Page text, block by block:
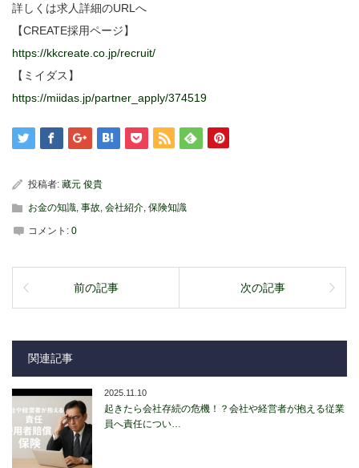
詳しくは求人詳細のURLへ
【CREATE採用ページ】
https://kkcreate.co.jp/recruit/
【ミイダス】
https://miidas.jp/partner_apply/374519
投稿者: 藏元 俊貴
お金の知識 事故 会社紹介 保険知識
コメント: 0
前の記事 次の記事
関連記事
2025.11.10
起きたら会社存続の危機！？会社や経営者が抱える従業
員へ責任につい…